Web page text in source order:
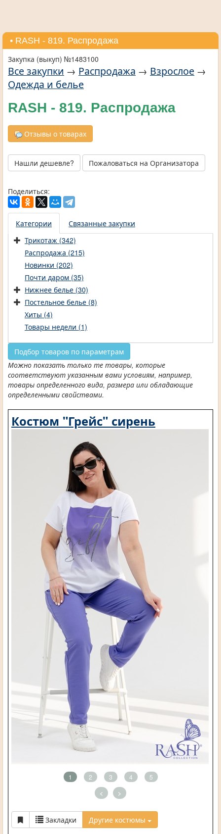
• RASH - 819. Распродажа
Закупка (выкуп) №1483100
Все закупки → Распродажа → Взрослое →
Одежда и белье
RASH - 819. Распродажа
Отзывы о товарах
Нашли дешевле? Пожаловаться на Организатора
Поделиться:
Категории
Связанные закупки
Трикотаж (342)
Распродажа (215)
Новинки (202)
Почти даром (35)
Нижнее белье (30)
Постельное белье (8)
Хиты (4)
Товары недели (1)
Подбор товаров по параметрам
Можно показать только те товары, которые
соответствуют указанным вами условиям, например,
товары определенного вида, размера или обладающие
определенными свойствами.
Костюм "Грейс" сирень
1 2 3 4 5
< >
Закладки Другие костюмы